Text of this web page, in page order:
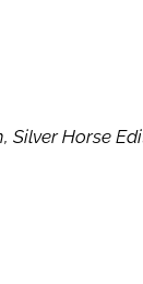
Silver Horse